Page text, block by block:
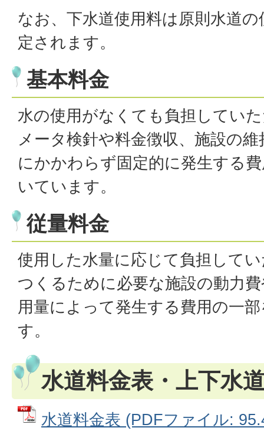
なお、下水道使用料は原則水道
定されます。
基本料金
水の使用がなくても負担してい
メータ検針や料金徴収、施設の
にかかわらず固定的に発生する
いています。
従量料金
使用した水量に応じて負担して
つくるために必要な施設の動力
用量によって発生する費用の一
す。
水道料金表・上下水
水道料金表 (PDFファイル: